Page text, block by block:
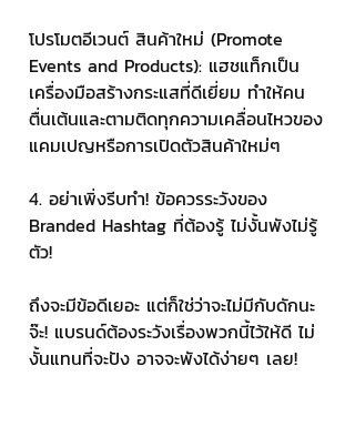
โปรโมตอีเวนต์ สินค้าใหม่ (Promote
Events and Products): แฮชแท็กเป็น
เครื่องมือสร้างกระแสที่ดีเยี่ยม ทำให้คน
ตื่นเต้นและตามติดทุกความเคลื่อนไหวของ
แคมเปญหรือการเปิดตัวสินค้าใหม่ๆ
4. อย่าเพิ่งรีบทำ! ข้อควรระวังของ
Branded Hashtag ที่ต้องรู้ ไม่งั้นพังไม่รู้
ตัว!
ถึงจะมีข้อดีเยอะ แต่ก็ใช่ว่าจะไม่มีกับดักนะ
จ๊ะ! แบรนด์ต้องระวังเรื่องพวกนี้ไว้ให้ดี ไม่
งั้นแทนที่จะปัง อาจจะพังได้ง่ายๆ เลย!